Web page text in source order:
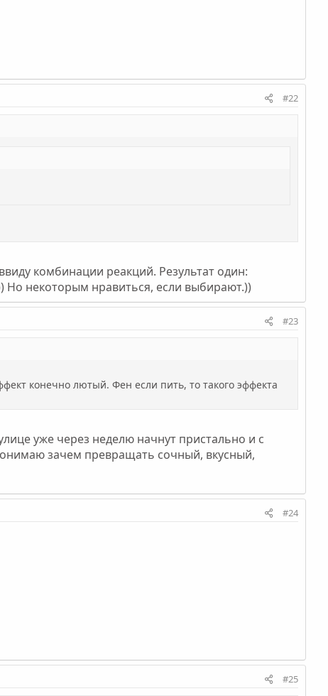
#22
комбинации реакций. Результат один:
Но некоторым нравиться, если выбирают.))
#23
конечно лютый. Фен если пить, то такого эффекта
уже через неделю начнут пристально и с
зачем превращать сочный, вкусный,
#24
#25